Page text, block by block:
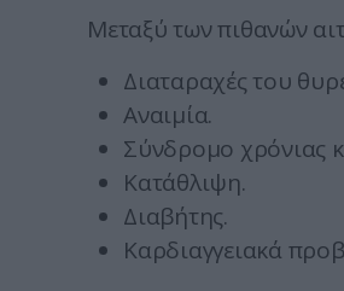
Μεταξύ των πιθανών
Διαταραχές του
Αναιμία.
Σύνδρομο χρόνιας
Κατάθλιψη.
Διαβήτης.
Καρδιαγγειακά